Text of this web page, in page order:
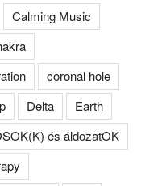
Calming Music
coronal hole
Delta
Earth
és áldozatOK